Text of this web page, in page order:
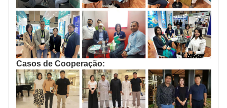
Casos de Cooperação: